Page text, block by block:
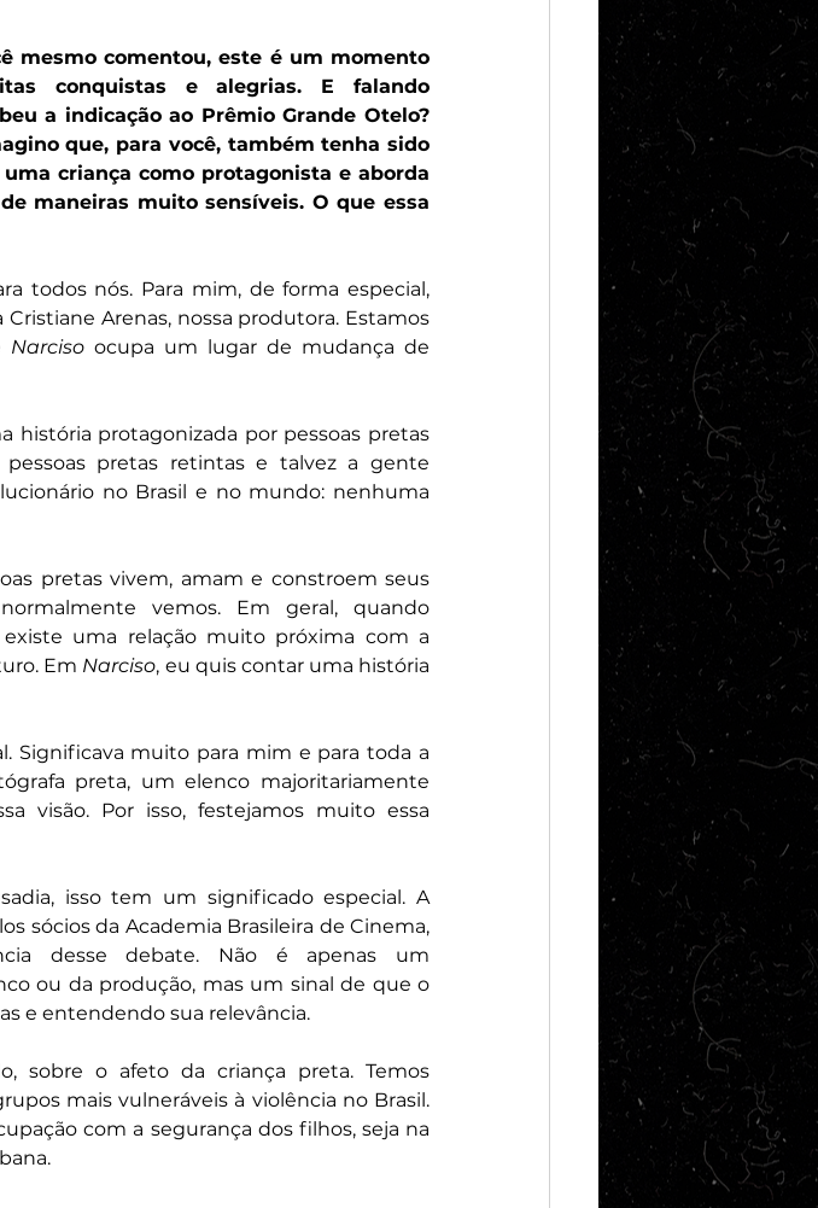
mesmo comentou, este é um momento
conquistas e alegrias. E falando
a indicação ao Prêmio Grande Otelo?
que, para você, também tenha sido
criança como protagonista e aborda
maneiras muito sensíveis. O que essa
todos nós. Para mim, de forma especial,
Arenas, nossa produtora. Estamos
Narciso ocupa um lugar de mudança de
protagonizada por pessoas pretas
pretas retintas e talvez a gente
no Brasil e no mundo: nenhuma
pretas vivem, amam e constroem seus
vemos. Em geral, quando
existe uma relação muito próxima com a
Em Narciso, eu quis contar uma história
Significava muito para mim e para toda a
preta, um elenco majoritariamente
visão. Por isso, festejamos muito essa
isso tem um significado especial. A
sócios da Academia Brasileira de Cinema,
desse debate. Não é apenas um
ou da produção, mas um sinal de que o
e entendendo sua relevância.
sobre o afeto da criança preta. Temos
mais vulneráveis à violência no Brasil.
com a segurança dos filhos, seja na